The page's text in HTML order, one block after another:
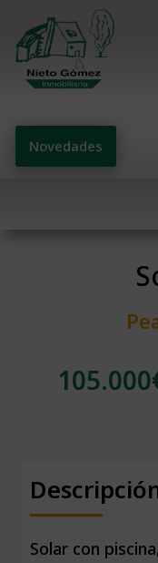
Novedades
105.000
Solar con